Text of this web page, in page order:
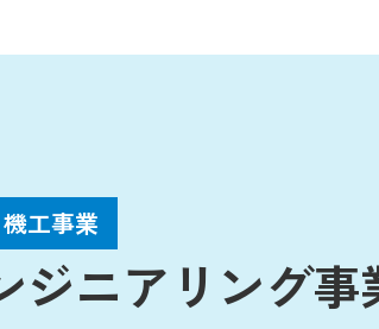
機工事業
ジニアリング事